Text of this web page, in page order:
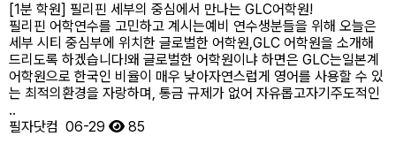
[1분 학원] 필리핀 세부의 중심에서 만나는 GLC어학원!
필리핀 어학연수를 고민하고 계시는예비 연수생분들을 위해 오늘은
세부 시티 중심부에 위치한 글로벌한 어학원,GLC 어학원을 소개해
드리도록 하겠습니다!​왜 글로벌한 어학원이냐 하면은 GLC는일본계
어학원으로 한국인 비율이 매우 낮아자연스럽게 영어를 사용할 수 있
는 최적의환경을 자랑하며, 통금 규제가 없어 자유롭고자기주도적인
..
필자닷컴 06-29
85